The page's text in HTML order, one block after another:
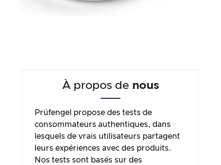
À propos de nous
Prüfengel propose des tests de
consommateurs authentiques, dans
lesquels de vrais utilisateurs partagent
leurs expériences avec des produits.
Nos tests sont basés sur des